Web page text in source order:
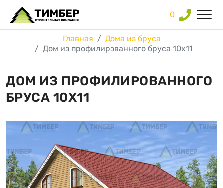
0
Главная
Дома из бруса
Дом из профилированного бруса 10х11
ДОМ ИЗ ПРОФИЛИРОВАННОГО
БРУСА 10Х11